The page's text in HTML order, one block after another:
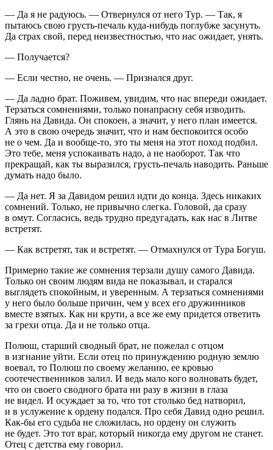
— Да я не радуюсь. — Отвернулся от него Тур. — Так, я
пытаюсь свою грусть-печаль куда-нибудь поглубже засунуть.
Да страх свой, перед неизвестностью, что нас ожидает, унять.
— Получается?
— Если честно, не очень. — Признался друг.
— Да ладно брат. Поживем, увидим, что нас впереди ожидает.
Терзаться сомнениями, только понапрасну себя изводить.
Глянь на Давида. Он спокоен, а значит, у него план имеется.
А это в свою очередь значит, что и нам беспокоится особо
не о чем. Да и вообще-то, это ты меня на этот поход подбил.
Это тебе, меня успокаивать надо, а не наоборот. Так что
прекращай, как ты выразился, грусть-печаль наводить. Раньше
думать надо было.
— Да нет. Я за Давидом решил идти до конца. Здесь никаких
сомнений. Только, не привычно слегка. Головой, да сразу
в омут. Согласись, ведь трудно предугадать, как нас в Литве
встретят.
— Как встретят, так и встретят. — Отмахнулся от Тура Богуш.
Примерно такие же сомнения терзали душу самого Давида.
Только он своим людям вида не показывал, и старался
выглядеть спокойным, и уверенным. А терзаться сомнениями
у него было больше причин, чем у всех его дружинников
вместе взятых. Как ни крути, а все же ему придется ответить
за грехи отца. Да и не только отца.
Полюш, старший сводный брат, не пожелал с отцом
в изгнание уйти. Если отец по принуждению родную землю
воевал, то Полюш по своему желанию, ее кровью
соотечественников залил. И ведь мало кого волновать будет,
что он своего сводного брата ни разу в жизни в глаза
не видел. И осуждает за то, что тот столько бед натворил,
и в услужение к ордену подался. Про себя Давид одно решил.
Как-бы его судьба не сложилась, но ордену он служить
не будет. Это тот враг, который никогда ему другом не станет.
Отец с детства ему говорил.